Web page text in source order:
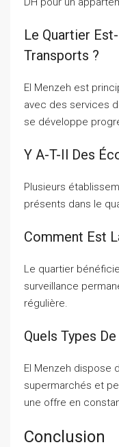
Le Quartier
Transports ?
El Menzeh est
avec des services
se développe
Y A-T-Il Des
Plusieurs
présents dans le
Comment Est
Le quartier
surveillance
régulière.
Quels Types
El Menzeh dispose
supermarchés et
une offre en
Conclusion